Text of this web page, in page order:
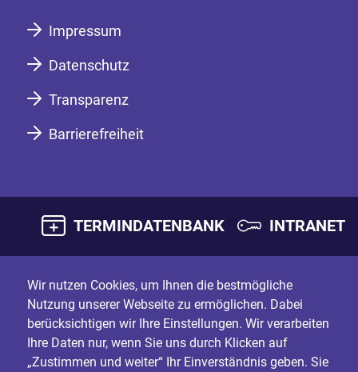
Impressum
Datenschutz
Transparenz
Barrierefreiheit
TERMINDATENBANK INTRANET
Wir nutzen Cookies, um Ihnen die bestmögliche
Nutzung unserer Webseite zu ermöglichen. Dabei
berücksichtigen wir Ihre Einstellungen. Wir verarbeiten
Ihre Daten nur, wenn Sie uns durch Klicken auf
„Zustimmen und weiter“ Ihr Einverständnis geben. Sie